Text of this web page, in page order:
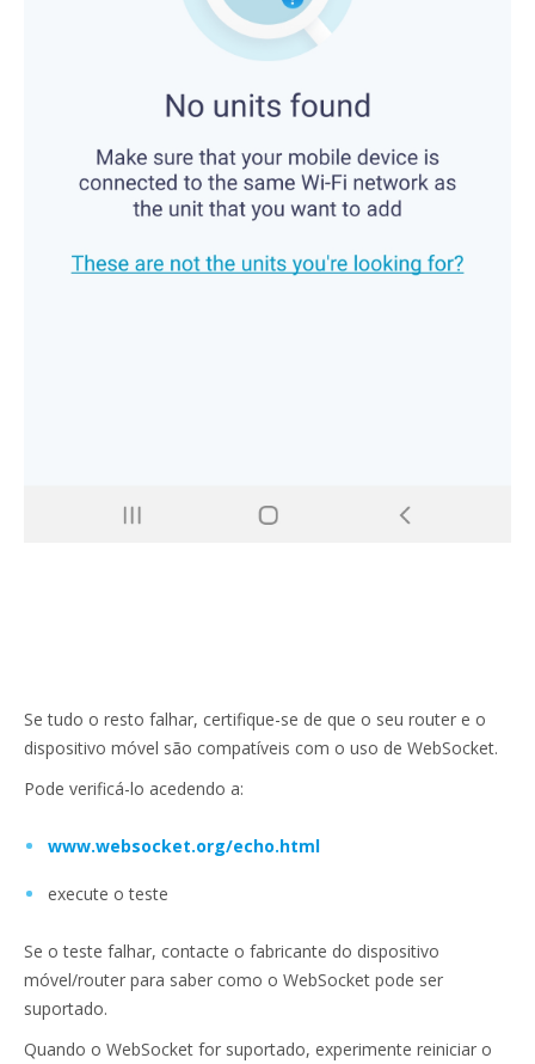
Se tudo o resto falhar, certifique-se de que o seu router e o
dispositivo móvel são compatíveis com o uso de WebSocket.
Pode verificá-lo acedendo a:
www.websocket.org/echo.html
execute o teste
Se o teste falhar, contacte o fabricante do dispositivo
móvel/router para saber como o WebSocket pode ser
suportado.
Quando o WebSocket for suportado, experimente reiniciar o